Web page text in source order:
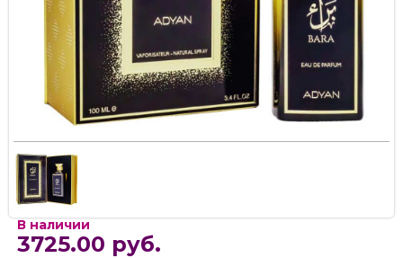
В наличии
3725.00 руб.